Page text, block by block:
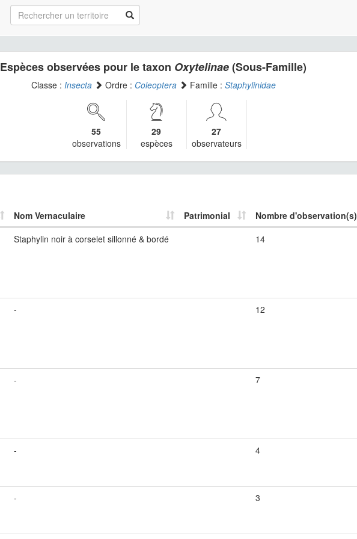
Espèces observées pour le taxon Oxytelinae(Sous-Famille)
Classe : Insecta Ordre : Coleoptera Famille : Staphylinidae
55
observations
29
espèces
27
observateurs
Nom Vernaculaire Patrimonial Nombre d'observation(s)
Staphylin noir à corselet sillonné & bordé 14
- 12
- 7
- 4
- 3